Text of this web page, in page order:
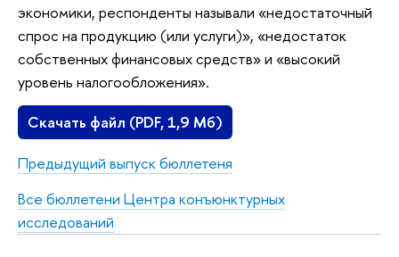
экономики, респонденты называли «недостаточный
спрос на продукцию (или услуги)», «недостаток
собственных финансовых средств» и «высокий
уровень налогообложения».
Скачать файл (PDF, 1,9 Мб)
Предыдущий выпуск бюллетеня
Все бюллетени Центра конъюнктурных
исследований